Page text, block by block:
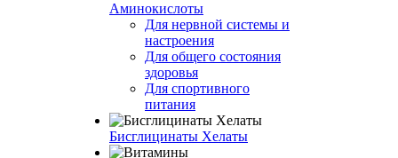
Аминокислоты
Для нервной системы и
настроения
Для общего состояния
здоровья
Для спортивного
питания
Бисглицинаты Хелаты